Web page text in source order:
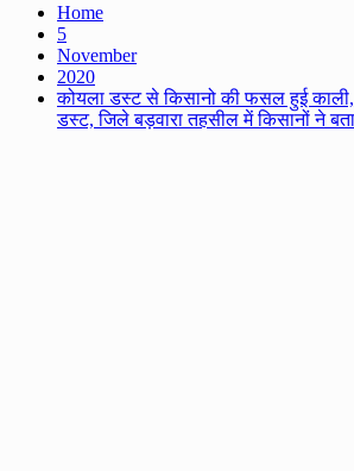
Home
5
November
2020
कोयला डस्ट से किसानो की फसल हुई काली,
डस्ट, जिले बड़वारा तहसील में किसानों ने